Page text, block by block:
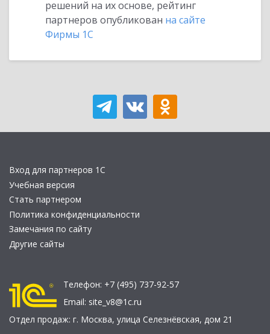
решений на их основе, рейтинг
партнеров опубликован на сайте
Фирмы 1С
Вход для партнеров 1С
Учебная версия
Стать партнером
Политика конфиденциальности
Замечания по сайту
Другие сайты
Телефон: +7 (495) 737-92-57
Email: site_v8@1c.ru
Отдел продаж: г. Москва, улица Селезнёвская, дом 21